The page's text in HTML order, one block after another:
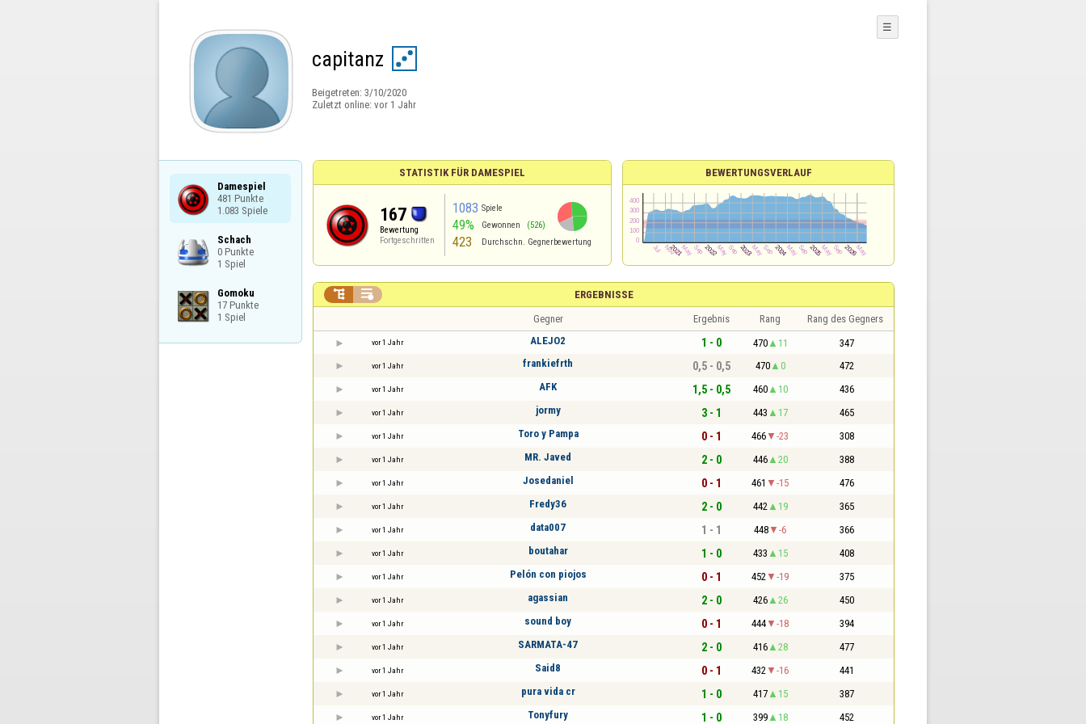
capitanz
Beigetreten: 3/10/2020
Zuletzt online: vor 1 Jahr
☰
Damespiel
481 Punkte
1.083 Spiele
Schach
0 Punkte
1 Spiel
Gomoku
17 Punkte
1 Spiel
STATISTIK FÜR DAMESPIEL
167
Bewertung
Fortgeschritten
1083 Spiele
49% Gewonnen (526)
423 Durchschn. Gegnerbewertung
BEWERTUNGSVERLAUF
ERGEBNISSE
 
Gegner Ergebnis Rang Rang des Gegners
vor 1 Jahr ALEJO2 1 - 0 470 11 347
vor 1 Jahr frankiefrth 0,5 - 0,5 470 0 472
vor 1 Jahr AFK 1,5 - 0,5 460 10 436
vor 1 Jahr jormy 3 - 1 443 17 465
vor 1 Jahr Toro y Pampa 0 - 1 466 -23 308
vor 1 Jahr MR. Javed 2 - 0 446 20 388
vor 1 Jahr Josedaniel 0 - 1 461 -15 476
vor 1 Jahr Fredy36 2 - 0 442 19 365
vor 1 Jahr data007 1 - 1 448 -6 366
vor 1 Jahr boutahar 1 - 0 433 15 408
vor 1 Jahr Pelón con piojos 0 - 1 452 -19 375
vor 1 Jahr agassian 2 - 0 426 26 450
vor 1 Jahr sound boy 0 - 1 444 -18 394
vor 1 Jahr SARMATA-47 2 - 0 416 28 477
vor 1 Jahr Said8 0 - 1 432 -16 441
vor 1 Jahr pura vida cr 1 - 0 417 15 387
vor 1 Jahr Tonyfury 1 - 0 399 18 452